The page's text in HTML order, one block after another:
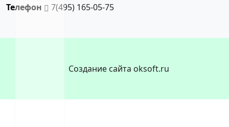
Телефон
7(495) 165-05-75
Создание сайта oksoft.ru